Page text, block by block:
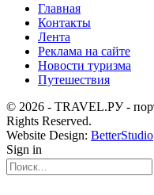
Главная
Контакты
Лента
Реклама на сайте
Новости туризма
Путешествия
© 2026 - TRAVEL.РУ -
Rights Reserved.
Website Design: BetterStudio
Sign in